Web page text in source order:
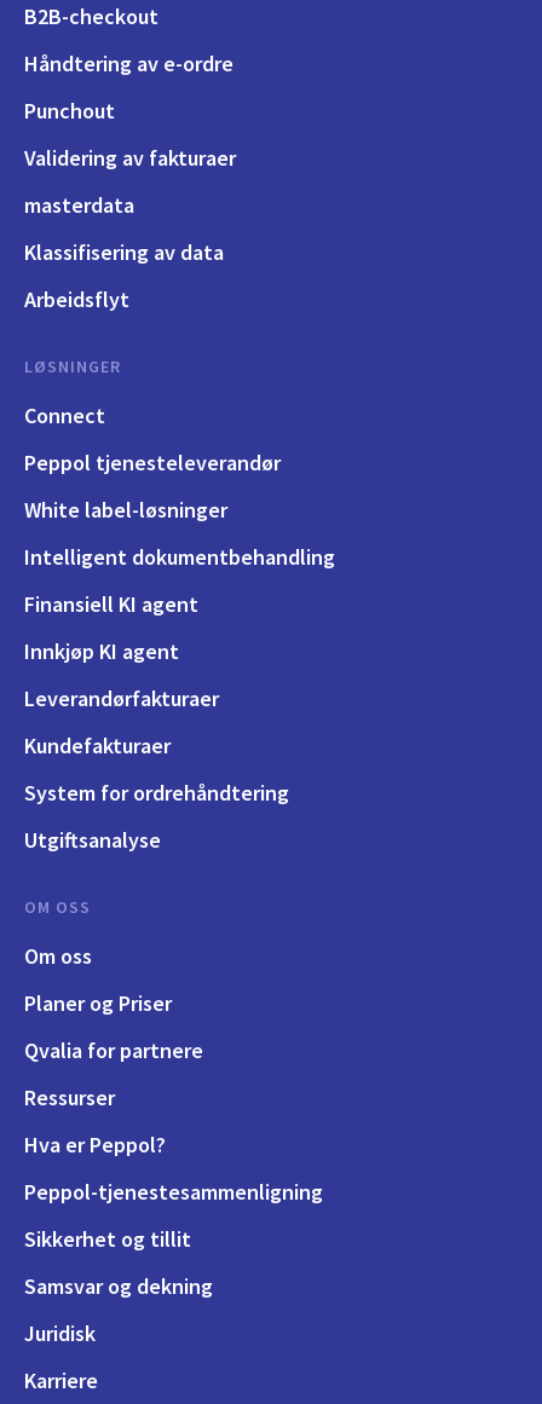
B2B-checkout
Håndtering av e-ordre
Punchout
Validering av fakturaer
masterdata
Klassifisering av data
Arbeidsflyt
LØSNINGER
Connect
Peppol tjenesteleverandør
White label-løsninger
Intelligent dokumentbehandling
Finansiell KI agent
Innkjøp KI agent
Leverandørfakturaer
Kundefakturaer
System for ordrehåndtering
Utgiftsanalyse
OM OSS
Om oss
Planer og Priser
Qvalia for partnere
Ressurser
Hva er Peppol?
Peppol-tjenestesammenligning
Sikkerhet og tillit
Samsvar og dekning
Juridisk
Karriere